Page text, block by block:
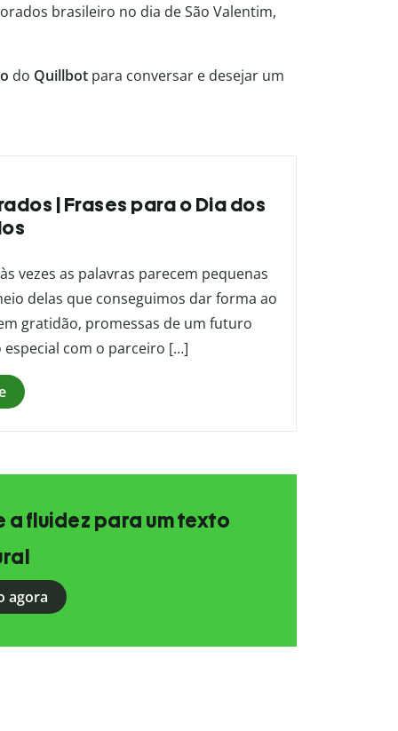
brasileiro no dia de São Valentim,
do Quillbot para conversar e desejar um
| Frases para o Dia dos
vezes as palavras parecem pequenas
delas que conseguimos dar forma ao
gratidão, promessas de um futuro
com o parceiro […]
a fluidez para um texto
agora